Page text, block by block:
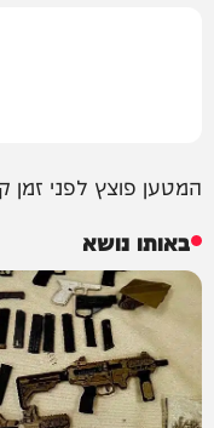
המטען פוצץ לפני
באותו נושא